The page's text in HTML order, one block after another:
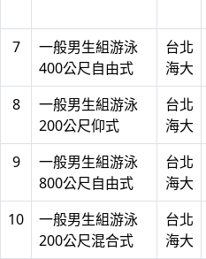
7
一般男生組游泳
400公尺自由式
台北
海大
8
一般男生組游泳
200公尺仰式
台北
海大
9
一般男生組游泳
800公尺自由式
台北
海大
10
一般男生組游泳
200公尺混合式
台北
海大